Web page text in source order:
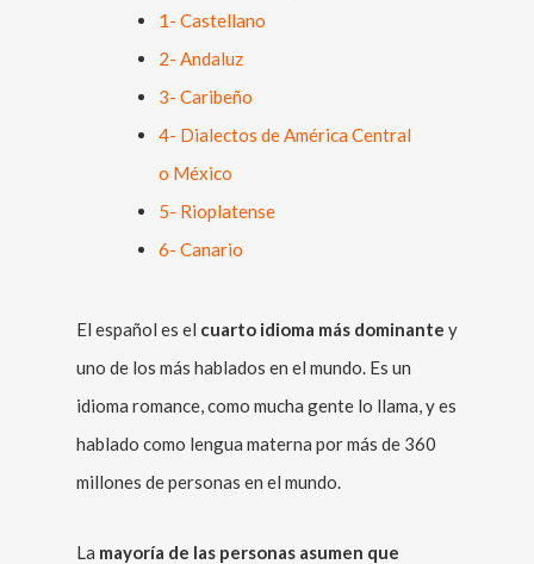
1- Castellano
2- Andaluz
3- Caribeño
4- Dialectos de América Central
o México
5- Rioplatense
6- Canario
El español es el cuarto idioma más dominante y
uno de los más hablados en el mundo. Es un
idioma romance, como mucha gente lo llama, y es
hablado como lengua materna por más de 360
millones de personas en el mundo.
La mayoría de las personas asumen que